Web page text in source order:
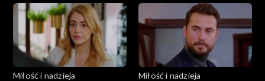
Miłość i nadzieja
Miłość i nadzieja